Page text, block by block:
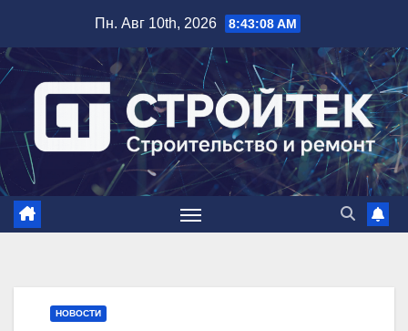
содержимому
Пн. Авг 10th, 2026 8:43:09 AM
НОВОСТИ